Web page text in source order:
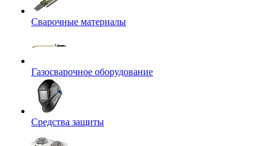
Сварочные материалы
Газосварочное оборудование
Средства защиты